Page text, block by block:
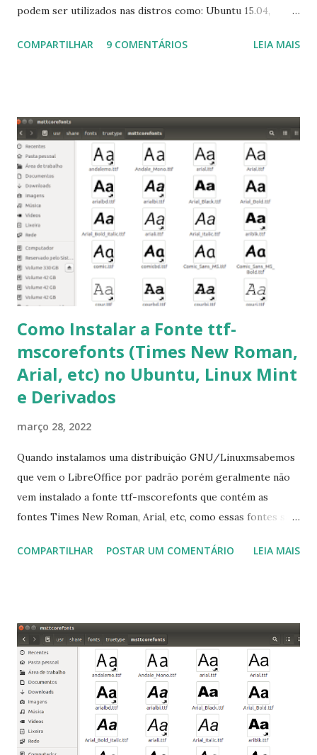
podem ser utilizados nas distros como: Ubuntu 15.04,
Linux Mint 17, Pinguy OS 14.04, Elementary OS 0.3, Deepin
para usuários iniciantes... 1- Atualizar a lista de pacotes: $
sudo apt-get update 2- Atualizar toda a distro: $ sudo apt-
get -f dist-upgrade ou update-manager -d -c 3- Instalar
pacotes: $ sudo apt-get install [nome do pacote] 4-
Procurar arquivos corrompidos: $ sudo apt-get check 5-
Corrigir problemas de dependências, concluir instalação de
pacotes pendentes e outros erros: $ sudo apt-get -f install
6- Se o comando sudo apt-get -f install nã...
COMPARTILHAR 9 COMENTÁRIOS LEIA MAIS
Como Instalar a Fonte ttf-
mscorefonts (Times New Roman,
Arial, etc) no Ubuntu, Linux Mint
e Derivados
março 28, 2022
Quando instalamos uma distribuição GNU/Linuxmsabemos
que vem o LibreOffice por padrão porém geralmente não
vem instalado a fonte ttf-mscorefonts que contém as
fontes Times New Roman, Arial, etc, como essas fontes são
a Associação Brasileira de Normas Técnicas (ABNT), exige
que contém essas fontes. Ao instalar o GNU/Linux abra o
terminal e execute o comando: $ sudo apt-get install ttf-
mscorefonts-installer Leia os termos de uso e avance
clicando em “Ok” Agora aceite os termos de uso clicando
em “Sim” Pronto agora abra o LibreOffice e veja se as
fontes Times New Roman, Arial estão instaladas. Caso
COMPARTILHAR POSTAR UM COMENTÁRIO LEIA MAIS